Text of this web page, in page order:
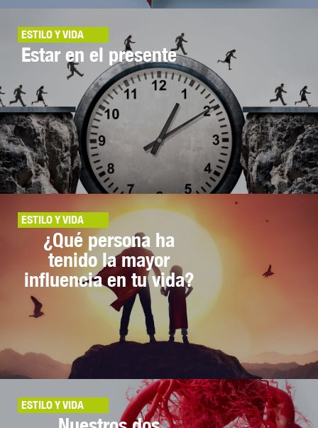
ESTILO Y VIDA
Estar en el presente
ESTILO Y VIDA
¿Qué persona ha
tenido la mayor
influencia en tu vida?
ESTILO Y VIDA